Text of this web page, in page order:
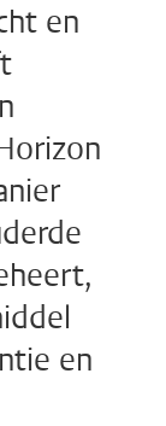
en
en